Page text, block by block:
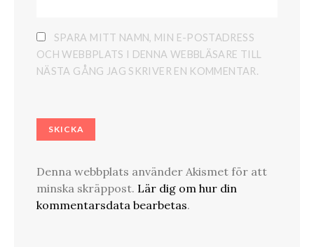
SPARA MITT NAMN, MIN E-POSTADRESS
OCH WEBBPLATS I DENNA WEBBLÄSARE TILL
NÄSTA GÅNG JAG SKRIVER EN KOMMENTAR.
Denna webbplats använder Akismet för att
minska skräppost. Lär dig om hur din
kommentarsdata bearbetas.